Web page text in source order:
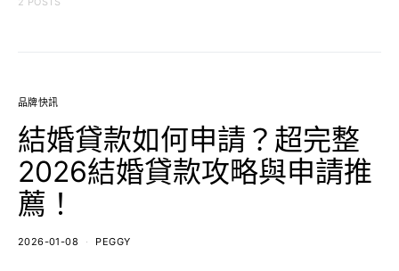
品牌快訊
結婚貸款如何申請？超完整
2026結婚貸款攻略與申請推
薦！
2026-01-08 PEGGY